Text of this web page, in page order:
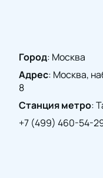
встрече с
оставит
Город: Москва
Адрес: Москва,
8
Станция метро:
+7 (499) 460-54-